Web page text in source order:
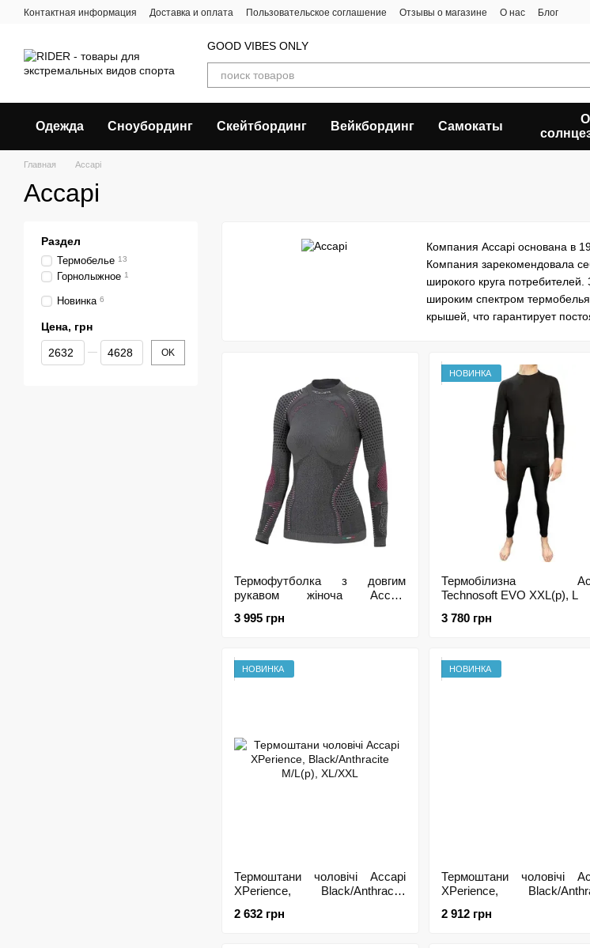
Перейти к основному контенту
Контактная информация Доставка и оплата Пользовательское соглашение Отзывы о магазине О нас Блог
GOOD VIBES ONLY
Одежда Сноубординг Скейтбординг Вейкбординг Самокаты
Главная Accapi
Accapi
Компания Accapi основана в
Компания зарекомендовала
широкого круга
широким спектром
крышей, что гарантирует
Термофутболка з довгим
рукавом жіноча Accapi
XS/S(р), XS/S
3 995 грн
НОВИНКА
Термобiлизна
Technosoft EVO XXL(р), L
3 780 грн
НОВИНКА
Термоштани чоловічі Accapi
XPerience, Black/Anthracite
2 632 грн
НОВИНКА
Термоштани чоловічі
XPerience, Black/
2 912 грн
Раздел
Термобелье 13
Горнолыжное 1
Новинка 6
Цена, грн
От Цена, грн
До Цена, грн OK